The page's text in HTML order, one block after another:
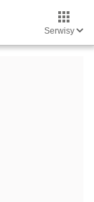
Serwisy